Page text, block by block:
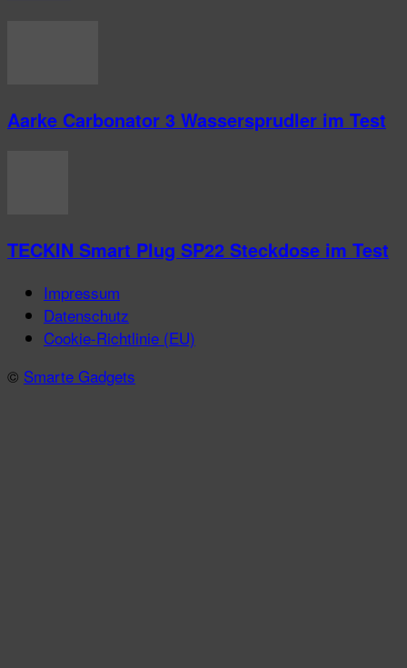
Aarke Carbonator 3 Wassersprudler im Test
TECKIN Smart Plug SP22 Steckdose im Test
Impressum
Datenschutz
Cookie-Richtlinie (EU)
© Smarte Gadgets